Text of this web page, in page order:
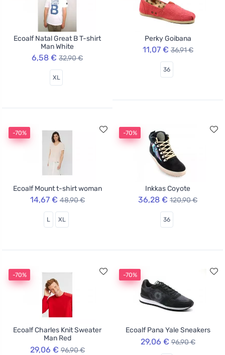
Ecoalf Natal Great B T-shirt
Man White
6,58 € 32,90 €
XL
Perky Goibana
11,07 € 36,91 €
36
-70%
Ecoalf Mount t-shirt woman
14,67 € 48,90 €
L XL
-70%
Inkkas Coyote
36,28 € 120,90 €
36
-70%
Ecoalf Charles Knit Sweater
Man Red
29,06 € 96,90 €
-70%
Ecoalf Pana Yale Sneakers
29,06 € 96,90 €